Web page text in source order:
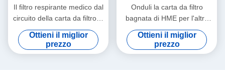
Il filtro respirante medico dal
circuito della carta da filtro di
HMEF HME ha ondulato la
carta da filtro
Ottieni il miglior
prezzo
Onduli la carta da filtro
bagnata di HME per l'altro
Comsumables medico
Ottieni il miglior
prezzo